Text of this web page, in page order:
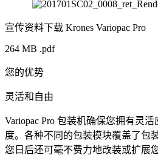
宣传资料下载 Krones Variopac Pro
264 MB .pdf
您的优势
灵活和自由
Variopac Pro 包装机确保您拥有灵
度。各种不同的包装模块覆盖了包
您日后还可毫不费力地改装或扩展您